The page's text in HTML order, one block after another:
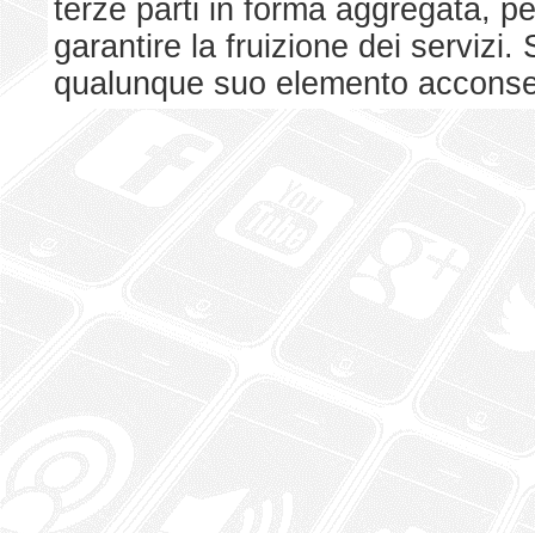
terze parti in forma aggregata,
garantire la fruizione dei servizi.
qualunque suo elemento